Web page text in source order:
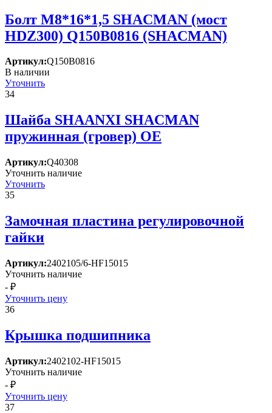
Болт М8*16*1,5 SHACMAN (мост
HDZ300) Q150B0816 (SHACMAN)
Артикул:Q150B0816
В наличии
Уточнить
34
Шайба SHAANXI SHACMAN
пружинная (гровер) OE
Артикул:Q40308
Уточнить наличие
Уточнить
35
Замочная пластина регулировочной
гайки
Артикул:2402105/6-HF15015
Уточнить наличие
- ₽
Уточнить цену
36
Крышка подшипника
Артикул:2402102-HF15015
Уточнить наличие
- ₽
Уточнить цену
37